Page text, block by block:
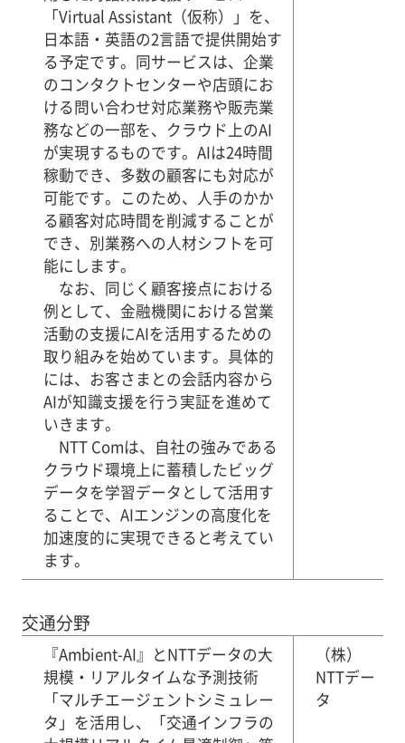
「Virtual Assistant（仮称）」を、
日本語・英語の2言語で提供開始す
る予定です。同サービスは、企業
のコンタクトセンターや店頭にお
ける問い合わせ対応業務や販売業
務などの一部を、クラウド上のAI
が実現するものです。AIは24時間
稼動でき、多数の顧客にも対応が
可能です。このため、人手のかか
る顧客対応時間を削減することが
でき、別業務への人材シフトを可
能にします。
なお、同じく顧客接点における
例として、金融機関における営業
活動の支援にAIを活用するための
取り組みを始めています。具体的
には、お客さまとの会話内容から
AIが知識支援を行う実証を進めて
いきます。
NTT Comは、自社の強みである
クラウド環境上に蓄積したビッグ
データを学習データとして活用す
ることで、AIエンジンの高度化を
加速度的に実現できると考えてい
ます。
交通分野
『Ambient-AI』とNTTデータの大
規模・リアルタイムな予測技術
「マルチエージェントシミュレー
タ」を活用し、「交通インフラの
（株）
NTTデー
タ